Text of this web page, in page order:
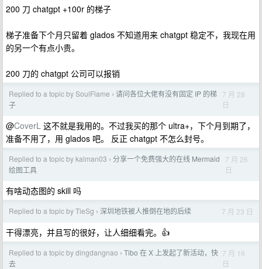
200 刀 chatgpt +100r 的梯子
梯子准备下个月只留着 glados 不知道用来 chatgpt 稳定不，我现在用
的另一个有点小贵。
200 刀的 chatgpt 公司可以报销
Replied to a topic by SoulFlame › 请问各位大佬有没有固定 IP 的梯
子
7 月 28
日
@CoverL 这不就是我用的。不过我买的那个 ultra+，下个月到期了，
准备不用了，用 glados 吧。 反正 chatgpt 不怎么封号。
Replied to a topic by kalman03 › 分享一个免费强大的在线 Mermaid
绘图工具
7 月 26
日
有啥动态图的 skill 吗
Replied to a topic by TieSg › 深圳地铁被人推倒在地的后续 7 月 23 日
干得漂亮，并且写的很好，让人细细看完。👍
Replied to a topic by dingdangnao › Tibo 在 X 上发起了新活动，快
去
7 月 16
日